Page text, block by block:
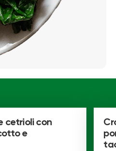
cetrioli con
e